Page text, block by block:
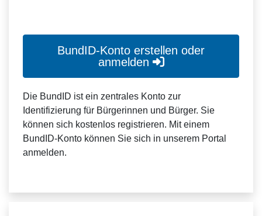
BundID-Konto erstellen oder
anmelden
Die BundID ist ein zentrales Konto zur
Identifizierung für Bürgerinnen und Bürger. Sie
können sich kostenlos registrieren. Mit einem
BundID-Konto können Sie sich in unserem Portal
anmelden.